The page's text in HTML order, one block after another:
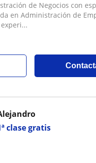
de Negocios con
en Administración de
clase gratis